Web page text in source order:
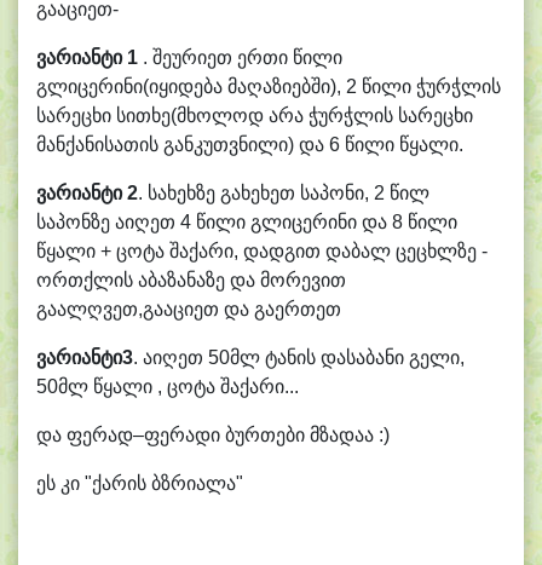
გააციეთ-
ვარიანტი1 . შეურიეთ ერთი წილი
გლიცერინი(იყიდება მაღაზიებში), 2 წილი ჭურჭლის
სარეცხი სითხე(მხოლოდ არა ჭურჭლის სარეცხი
მანქანისათის განკუთვნილი) და 6 წილი წყალი.
ვარიანტი2. სახეხზე გახეხეთ საპონი, 2 წილ
საპონზე აიღეთ 4 წილი გლიცერინი და 8 წილი
წყალი + ცოტა შაქარი, დადგით დაბალ ცეცხლზე -
ორთქლის აბაზანაზე და მორევით
გაალღვეთ,გააციეთ და გაერთეთ
ვარიანტი3. აიღეთ 50მლ ტანის დასაბანი გელი,
50მლ წყალი , ცოტა შაქარი...
და ფერად–ფერადი ბურთები მზადაა :)
ეს კი "ქარის ბზრიალა"